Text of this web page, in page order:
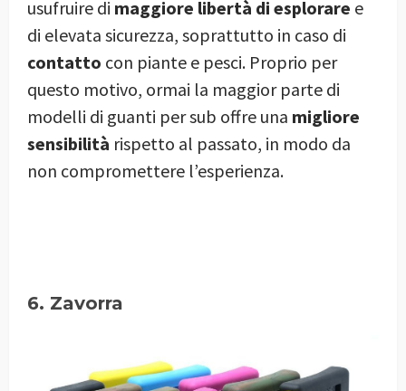
usufruire di maggiore libertà di esplorare e
di elevata sicurezza, soprattutto in caso di
contatto con piante e pesci. Proprio per
questo motivo, ormai la maggior parte di
modelli di guanti per sub offre una migliore
sensibilità rispetto al passato, in modo da
non compromettere l’esperienza.
6. Zavorra